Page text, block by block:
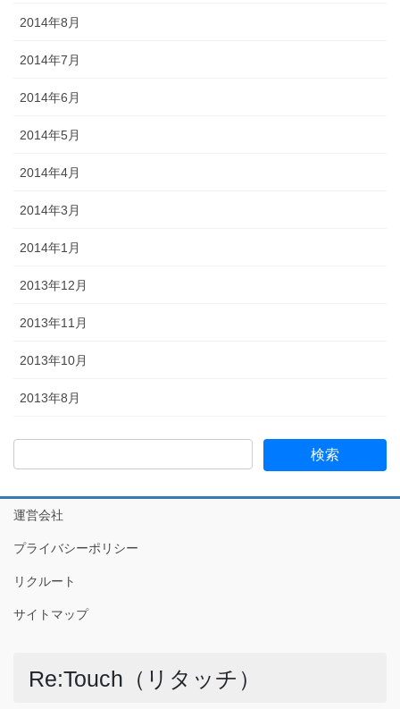
2014年8月
2014年7月
2014年6月
2014年5月
2014年4月
2014年3月
2014年1月
2013年12月
2013年11月
2013年10月
2013年8月
運営会社
プライバシーポリシー
リクルート
サイトマップ
Re:Touch（リタッチ）